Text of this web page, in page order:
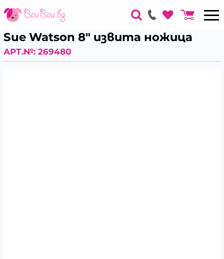
Sue Watson 8" извита ножица
АРТ.№: 269480